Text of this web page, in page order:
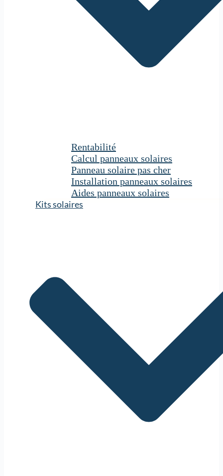
Rentabilité
Calcul panneaux solaires
Panneau solaire pas cher
Installation panneaux solaires
Aides panneaux solaires
Kits solaires